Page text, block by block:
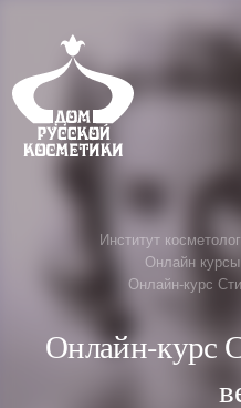
Институт
Онлайн курсы
Онлайн-курс
Онлайн-курс